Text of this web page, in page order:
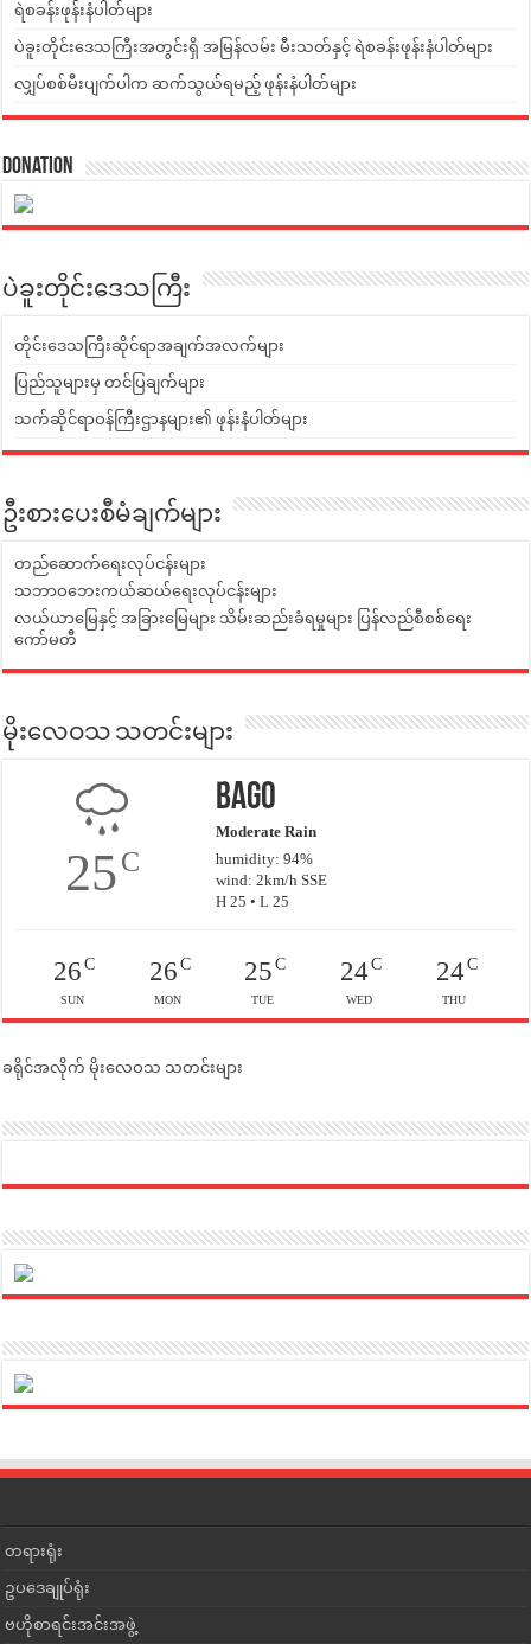
ရဲစခန်းဖုန်းနံပါတ်များ
ပဲခူးတိုင်းဒေသကြီးအတွင်းရှိ အမြန်လမ်း မီးသတ်နှင့် ရဲစခန်းဖုန်းနံပါတ်များ
လျှပ်စစ်မီးပျက်ပါက ဆက်သွယ်ရမည့် ဖုန်းနံပါတ်များ
Donation
ပဲခူးတိုင်းဒေသကြီး
တိုင်းဒေသကြီးဆိုင်ရာအချက်အလက်များ
ပြည်သူများမှ တင်ပြချက်များ
သက်ဆိုင်ရာဝန်ကြီးဌာနများ၏ ဖုန်းနံပါတ်များ
ဦးစားပေးစီမံချက်များ
တည်ဆောက်ရေးလုပ်ငန်းများ
သဘာဝဘေးကယ်ဆယ်ရေးလုပ်ငန်းများ
လယ်ယာမြေနှင့် အခြားမြေများ သိမ်းဆည်းခံရမှုများ ပြန်လည်စီစစ်ရေး
ကော်မတီ
မိုးလေဝသ သတင်းများ
25C
Bago
Moderate Rain
humidity: 94%
wind: 2km/h SSE
H 25 • L 25
26C
SUN
26C
MON
25 C
TUE
24C
WED
24C
THU
ခရိုင်အလိုက် မိုးလေဝသ သတင်းများ
တရားရုံး
ဥပဒေချုပ်ရုံး
ဗဟိုစာရင်းအင်းအဖွဲ့